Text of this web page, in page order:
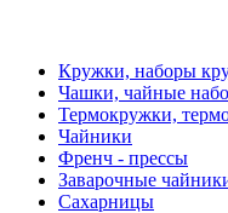
Кружки, наборы
Чашки, чайные
Термокружки,
Чайники
Френч - прессы
Заварочные
Сахарницы